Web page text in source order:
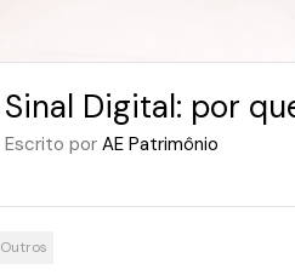
Sinal Digital: por
Escrito por AE Patrimônio
Outros